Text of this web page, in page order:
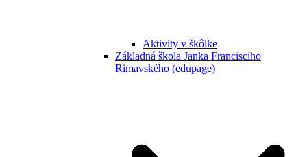
Aktivity v škôlke
Základná škola Janka Francisciho
Rimavského (edupage)